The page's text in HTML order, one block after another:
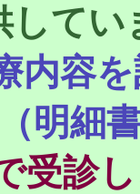
してい
内容
明細
受診